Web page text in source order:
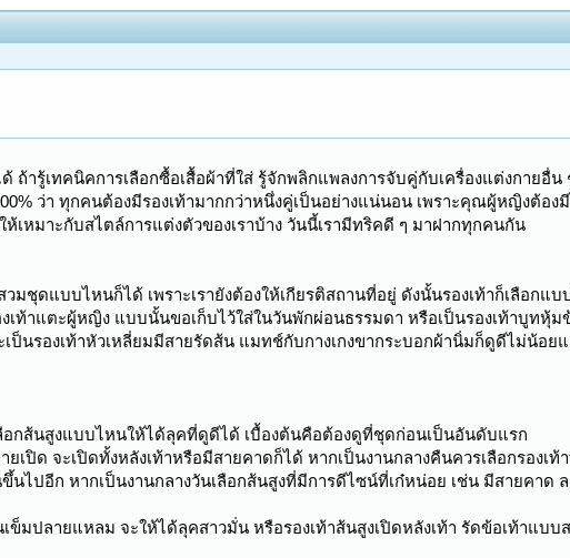
ารู้เทคนิคการเลือกซื้อเสื้อผ้าที่ใส่ รู้จักพลิกแพลงการจับคู่กับเครื่องแต่งกายอื่น
ว่า ทุกคนต้องมีรองเท้ามากกว่าหนึ่งคู่เป็นอย่างแน่นอน เพราะคุณผู้หญิงต้องมี
เหมาะกับสไตล์การแต่งตัวของเราบ้าง วันนี้เรามีทริคดี ๆ มาฝากทุกคนกัน
ชุดแบบไหนก็ได้ เพราะเรายังต้องให้เกียรติสถานที่อยู่ ดังนั้นรองเท้าก็เลือกแบ
เท้าแตะผู้หญิง แบบนั้นขอเก็บไว้ใส่ในวันพักผ่อนธรรมดา หรือเป็นรองเท้าบูทหุ้
นรองเท้าหัวเหลี่ยมมีสายรัดส้น แมทช์กับกางเกงขากระบอกผ้านิ่มก็ดูดีไม่น้อยแ
ลือกส้นสูงแบบไหนให้ได้ลุคที่ดูดีได้ เบื้องต้นคือต้องดูที่ชุดก่อนเป็นอันดับแรก
เปิด จะเปิดทั้งหลังเท้าหรือมีสายคาดก็ได้ หากเป็นงานกลางคืนควรเลือกรองเ
ไปอีก หากเป็นงานกลางวันเลือกส้นสูงที่มีการดีไซน์ที่เก๋หน่อย เช่น มีสายคาด
ข็มปลายแหลม จะให้ได้ลุคสาวมั่น หรือรองเท้าส้นสูงเปิดหลังเท้า รัดข้อเท้าแบ